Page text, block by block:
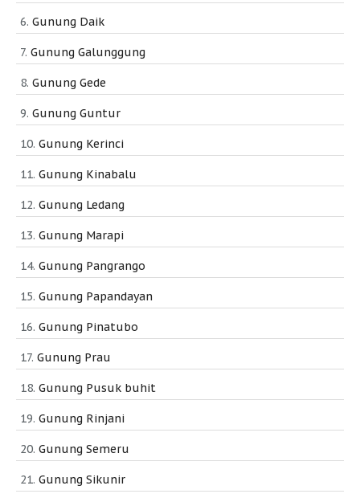
Gunung Daik
Gunung Galunggung
Gunung Gede
Gunung Guntur
Gunung Kerinci
Gunung Kinabalu
Gunung Ledang
Gunung Marapi
Gunung Pangrango
Gunung Papandayan
Gunung Pinatubo
Gunung Prau
Gunung Pusuk buhit
Gunung Rinjani
Gunung Semeru
Gunung Sikunir